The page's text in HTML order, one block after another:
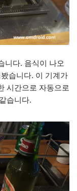
니다. 음식이 나오
습니다. 이 기계가
시간으로 자동으로
습니다.